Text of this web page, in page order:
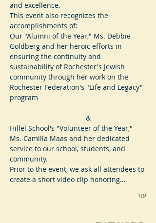
and excellence.
This event also recognizes the
accomplishments of:
Our "Alumni of the Year," Ms. Debbie
Goldberg and her heroic efforts in
ensuring the continuity and
sustainability of Rochester's Jewish
community through her work on the
Rochester Federation's "Life and Legacy"
program
&
Hillel School's "Volunteer of the Year,"
Ms. Camilla Maas and her dedicated
service to our school, students, and
community.
Prior to the event, we ask all attendees to
create a short video clip honoring…
עוד